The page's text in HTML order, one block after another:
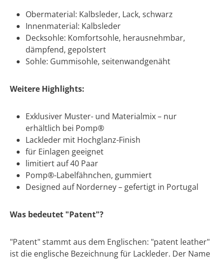
Obermaterial: Kalbsleder, Lack, schwarz
Innenmaterial: Kalbsleder
Decksohle: Komfortsohle, herausnehmbar,
dämpfend, gepolstert
Sohle: Gummisohle, seitenwandgenäht
Weitere Highlights:
Exklusiver Muster- und Materialmix – nur
erhältlich bei Pomp®
Lackleder mit Hochglanz-Finish
für Einlagen geeignet
limitiert auf 40 Paar
Pomp®-Labelfähnchen, gummiert
Designed auf Norderney – gefertigt in Portugal
Was bedeutet "Patent"?
"Patent" stammt aus dem Englischen: "patent leather"
ist die englische Bezeichnung für Lackleder. Der Name